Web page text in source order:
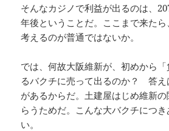
そんなカジノで利益が出るのは、
年後ということだ。ここまで来た
考えるのが普通ではないか。
では、何故大阪維新が、初めから
るバクチに売って出るのか？ 答え
があるからだ。土建屋はじめ維新
らうためだ。こんな大バクチにつ
い。